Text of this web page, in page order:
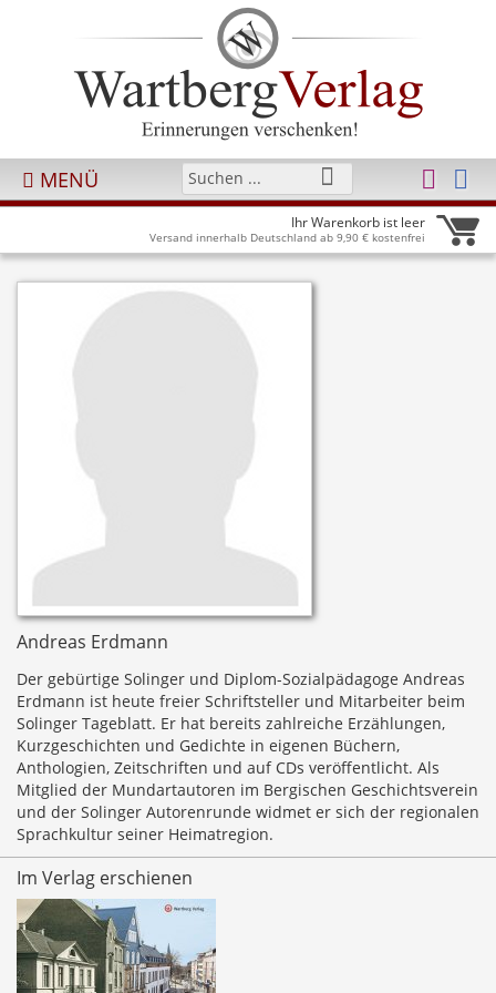
MENÜ
Ihr Warenkorb ist leer
Versand innerhalb Deutschland ab 9,90 € kostenfrei
Andreas Erdmann
Der gebürtige Solinger und Diplom-Sozialpädagoge Andreas
Erdmann ist heute freier Schriftsteller und Mitarbeiter beim
Solinger Tageblatt. Er hat bereits zahlreiche Erzählungen,
Kurzgeschichten und Gedichte in eigenen Büchern,
Anthologien, Zeitschriften und auf CDs veröffentlicht. Als
Mitglied der Mundartautoren im Bergischen Geschichtsverein
und der Solinger Autorenrunde widmet er sich der regionalen
Sprachkultur seiner Heimatregion.
Im Verlag erschienen